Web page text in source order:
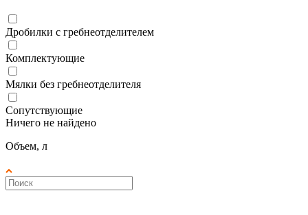
Дробилки с гребнеотделителем
Комплектующие
Мялки без гребнеотделителя
Сопутствующие
Ничего не найдено
Объем, л